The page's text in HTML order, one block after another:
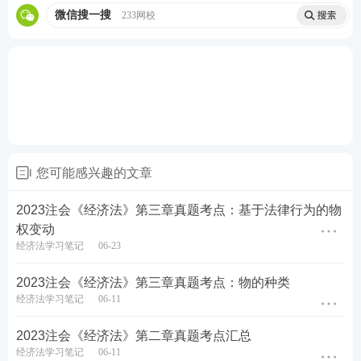
(3)当事人一方迟延履行主要债务，经催告后在合理期
以随时解除合同，但是应当在合理期限之前通知对
(6)法律规定的其他情形：
揽人损失的，应当赔偿损失。
②货运合同：在承运人将货物交付收货人之前，托运
人可以要求承运人中止运输、返还货物、变更到达地
微信搜一搜 233网校
您可能感兴趣的文章
2023注会《经济法》第三章真题考点：基于法律行为的物
权变动
经济法学习笔记 06-23
2023注会《经济法》第三章真题考点：物的种类
经济法学习笔记 06-11
2023注会《经济法》第二章真题考点汇总
经济法学习笔记 06-11